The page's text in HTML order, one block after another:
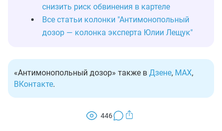
снизить риск обвинения в картеле
Все статьи колонки "Антимонопольный
дозор — колонка эксперта Юлии Лещук"
«Антимонопольный дозор» также в Дзене, MAX,
ВКонтакте.
446